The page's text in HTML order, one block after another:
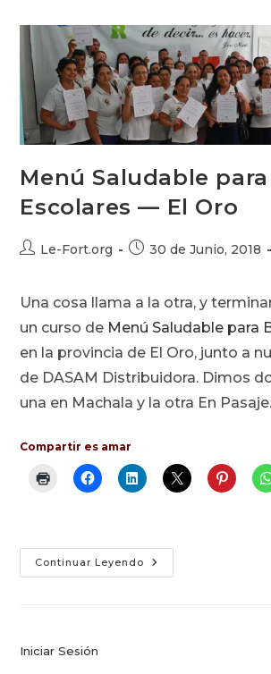
Menú Saludable
Escolares — El Oro
Autor
entrada:
Le-Fort.org
Publicación
entrada:
30 de Junio, 2018
Una cosa llama a la otra, y
un curso de Menú Saludable para
en la provincia de El Oro, junto a
de DASAM Distribuidora. Dimos
una en Machala y la otra En Pasaje.
Compartir es amar
Continuar Leyendo Menú
Saludable
Iniciar Sesión